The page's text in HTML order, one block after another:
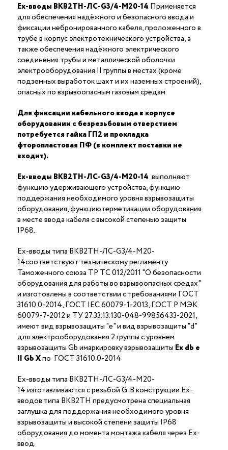
Ex-вводы ВКВ2ТН-ЛС-G3/4-М20-14 Применяется
для обеспечения надёжного и безопасного ввода и
фиксации небронированного кабеля, проложенного в
трубе в корпус электротехнического устройства, а
также обеспечения надёжного электрического
соединения трубы и металлической оболочки
электрооборудования II группы в местах (кроме
подземных выработок шахт и их наземных строений),
опасных по взрывоопасным газовым средам.
Для фиксации кабельного ввода в корпусе
оборудовании с безрезьбовым отверстием
потребуется гайка ГП2 и прокладка
фторопластовая ПФ (в комплект поставки не
входит).
Ex-вводы ВКВ2ТН-ЛС-G3/4-М20-14 выполняют
функцию удерживающего устройства, функцию
поддержания необходимого уровня взрывозащиты
оборудования, функцию герметизации оборудования
в месте ввода кабеля с высокой степенью защиты
IP68.
Ex-вводы типа ВКВ2ТН-ЛС-G3/4-М20-
14соответствуют техническому регламенту
Таможенного союза ТР ТС 012/2011 "О безопасности
оборудования для работы во взрывоопасных средах"
и изготовлены в соответствии с требованиями ГОСТ
31610.0-2014, ГОСТ IEC 60079-1-2013, ГОСТ Р МЭК
60079-7-2012 и ТУ 27.33.13.130-048-99856433-2021,
имеют вид взрывозащиты "е" и вид взрывозащиты "d"
для электрооборудования 2 группы с уровнем
взрывозащиты Gb имаркировку взрывозащиты Ехdb е
II Gb Xпо ГОСТ 31610.0-2014
Ex-вводы типа ВКВ2ТН-ЛС-G3/4-М20-
14 изготавливаются с резьбой G. В конструкции Ex-
вводов типа ВКВ2ТН предусмотрена специальная
заглушка для поддержания необходимого уровня
взрывозащиты и высокой степени защиты IP68
оборудования до момента монтажа кабеля через Ex-
ввод.